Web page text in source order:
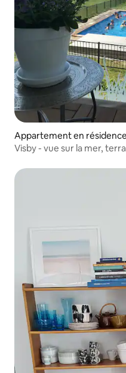
Appartement en résidence
Visby - vue sur la mer,